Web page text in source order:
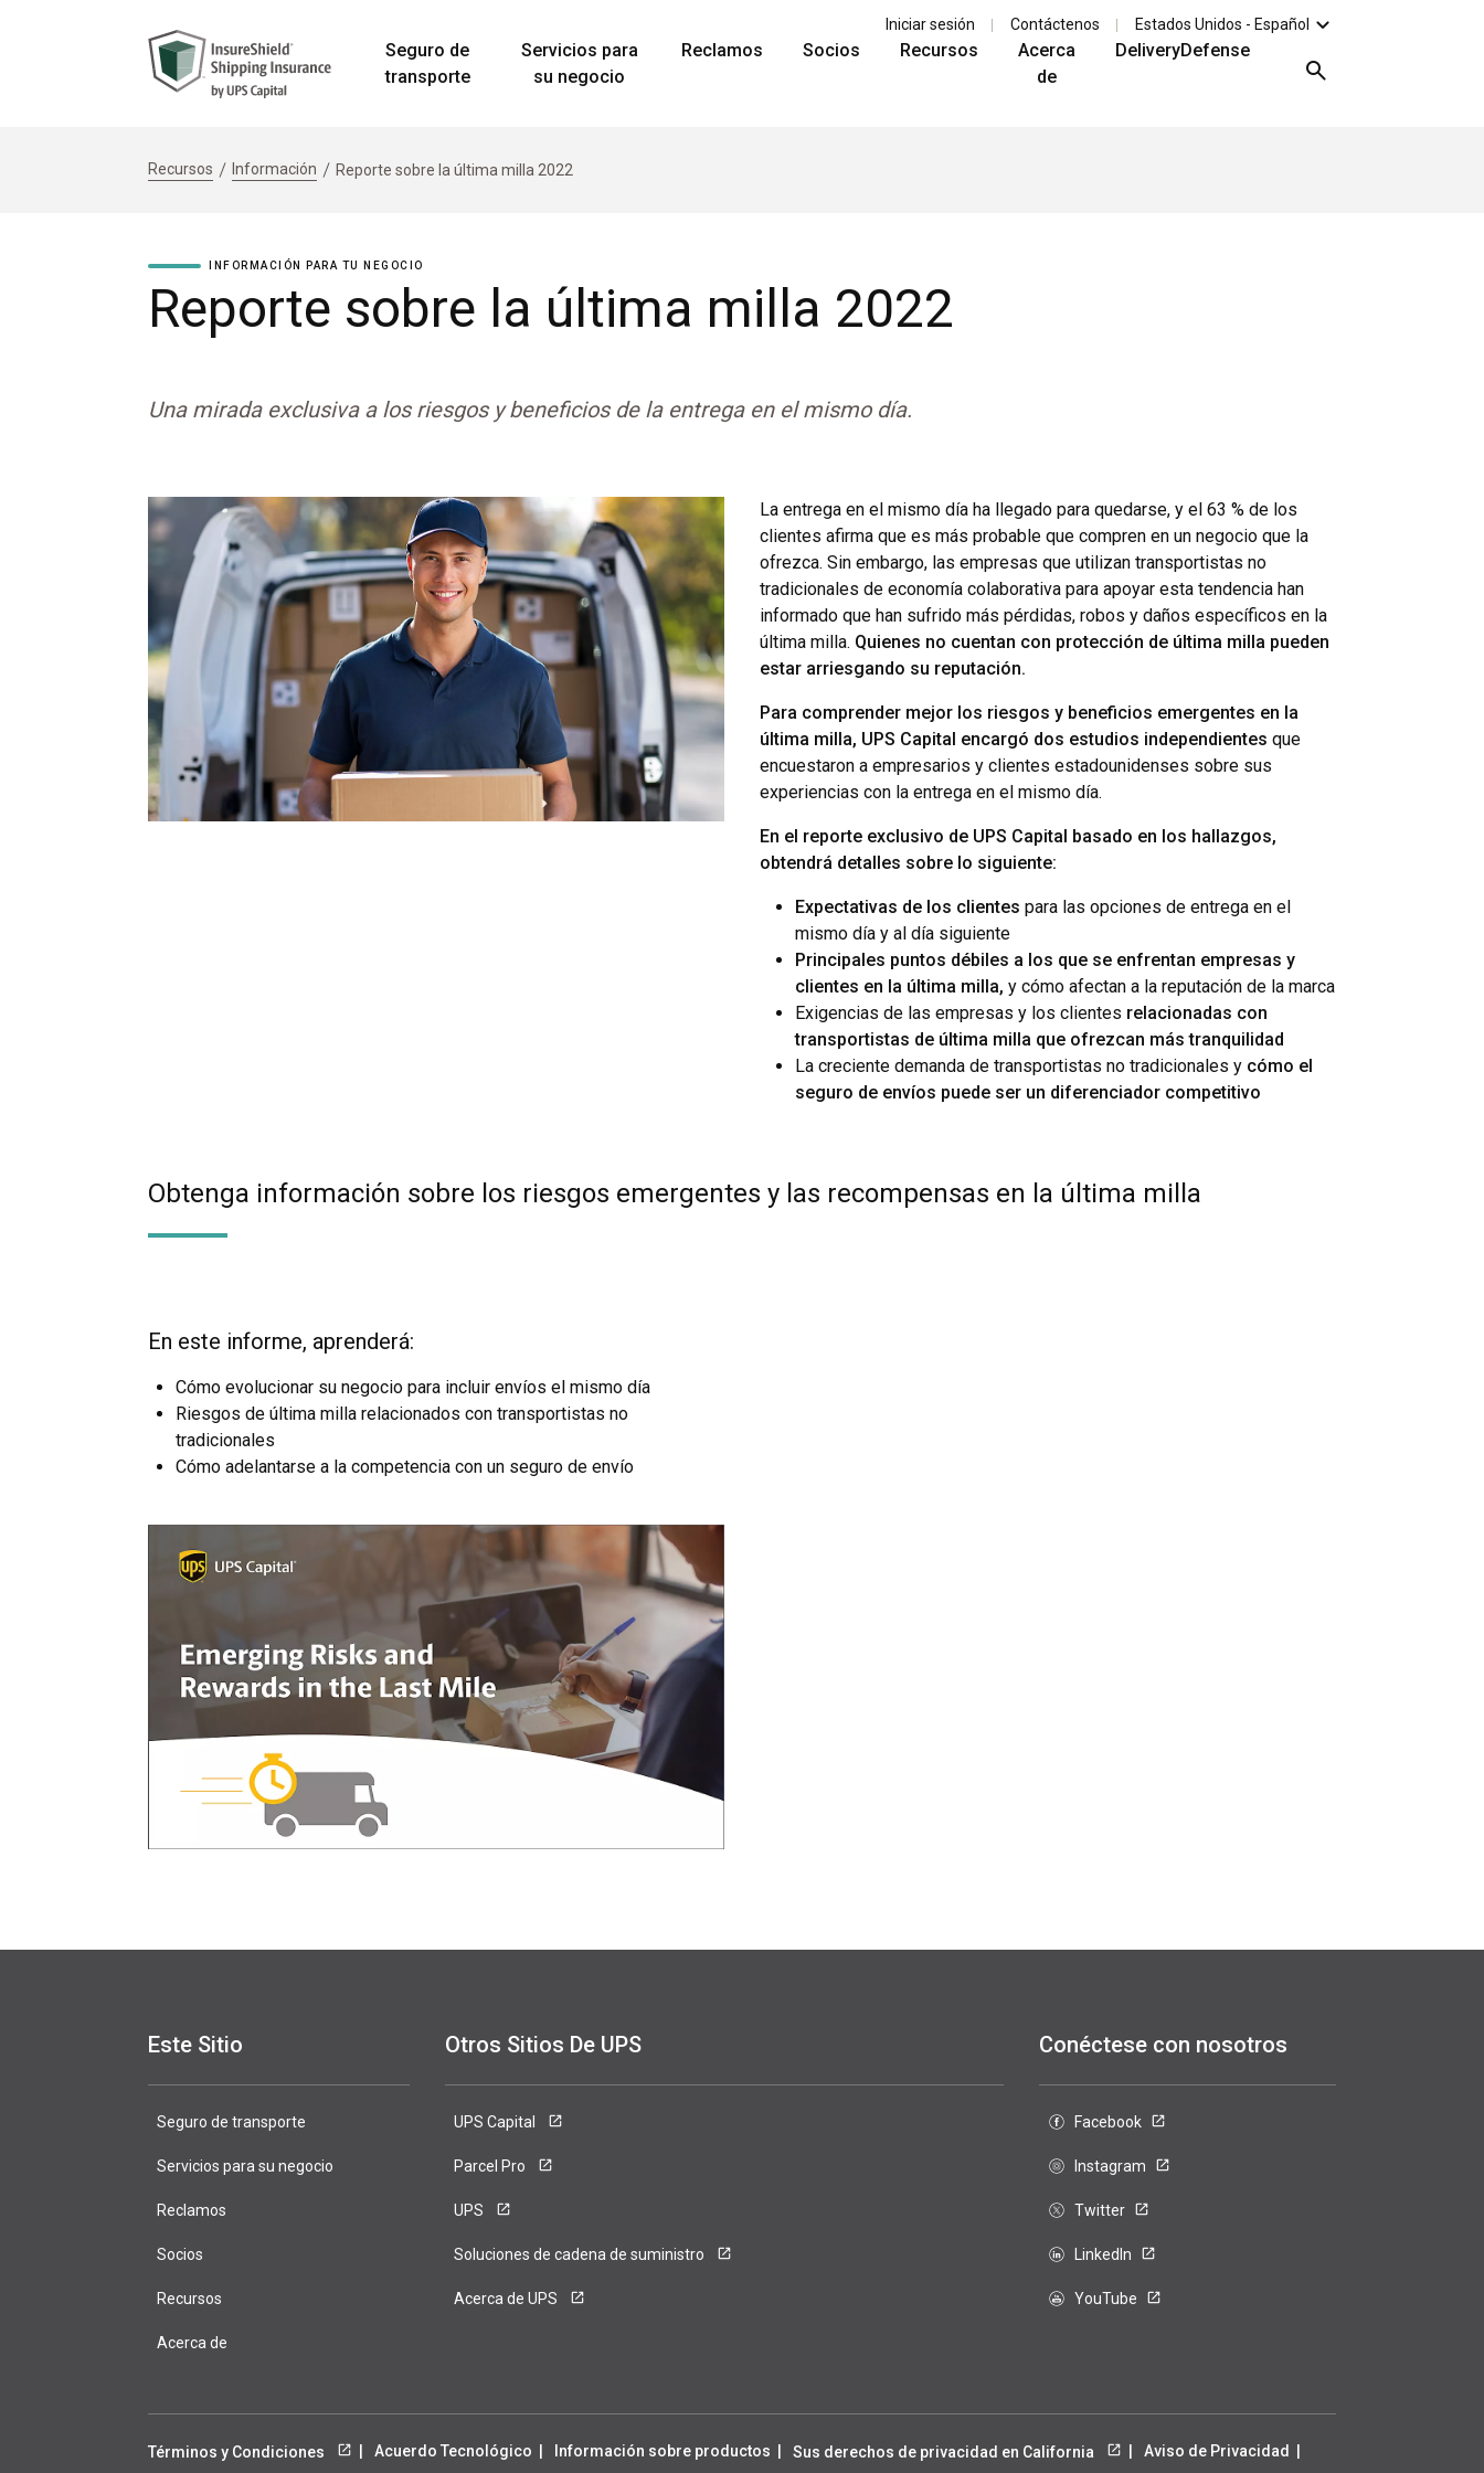
Iniciar sesión Contáctenos Estados Unidos - Español
Seguro de
transporte
Servicios para
su negocio
Reclamos Socios Recursos
Acerca
de
DeliveryDefense
Recursos Información Reporte sobre la última milla 2022
INFORMACIÓN PARA TU NEGOCIO
Reporte sobre la última milla 2022
Una mirada exclusiva a los riesgos y beneficios de la entrega en el mismo día.
La entrega en el mismo día ha llegado para quedarse, y el 63 % de los
clientes afirma que es más probable que compren en un negocio que la
ofrezca. Sin embargo, las empresas que utilizan transportistas no
tradicionales de economía colaborativa para apoyar esta tendencia han
informado que han sufrido más pérdidas, robos y daños específicos en la
última milla. Quienes no cuentan con protección de última milla pueden
estar arriesgando su reputación.
Para comprender mejor los riesgos y beneficios emergentes en la
última milla, UPS Capital encargó dos estudios independientes que
encuestaron a empresarios y clientes estadounidenses sobre sus
experiencias con la entrega en el mismo día.
En el reporte exclusivo de UPS Capital basado en los hallazgos,
obtendrá detalles sobre lo siguiente:
Expectativas de los clientes para las opciones de entrega en el
mismo día y al día siguiente
Principales puntos débiles a los que se enfrentan empresas y
clientes en la última milla, y cómo afectan a la reputación de la marca
Exigencias de las empresas y los clientes relacionadas con
transportistas de última milla que ofrezcan más tranquilidad
La creciente demanda de transportistas no tradicionales y cómo el
seguro de envíos puede ser un diferenciador competitivo
Obtenga información sobre los riesgos emergentes y las recompensas en la última milla
En este informe, aprenderá:
Cómo evolucionar su negocio para incluir envíos el mismo día
Riesgos de última milla relacionados con transportistas no
tradicionales
Cómo adelantarse a la competencia con un seguro de envío
Este Sitio
Seguro de transporte
Servicios para su negocio
Reclamos
Socios
Recursos
Acerca de
DeliveryDefense
Otros Sitios De UPS
UPS Capital
Parcel Pro
UPS
Soluciones de cadena de suministro
Acerca de UPS
Conéctese con nosotros
Facebook
Instagram
Twitter
LinkedIn
YouTube
Términos y Condiciones Acuerdo Tecnológico Información sobre productos Sus derechos de privacidad en California Aviso de Privacidad